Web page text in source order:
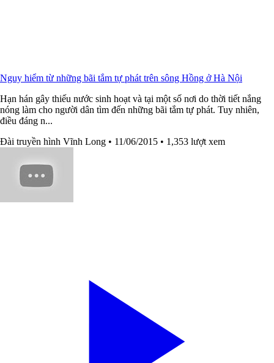
Nguy hiểm từ những bãi tắm tự phát trên sông Hồng ở Hà Nội
Hạn hán gây thiếu nước sinh hoạt và tại một số nơi do thời tiết nắng
nóng làm cho người dân tìm đến những bãi tắm tự phát. Tuy nhiên,
điều đáng n...
Đài truyền hình Vĩnh Long • 11/06/2015 • 1,353 lượt xem